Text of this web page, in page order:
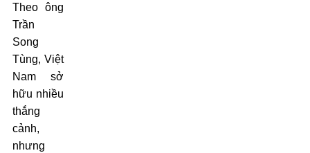
Theo ông
Trần
Song
Tùng, Việt
Nam sở
hữu nhiều
thắng
cảnh,
nhưng